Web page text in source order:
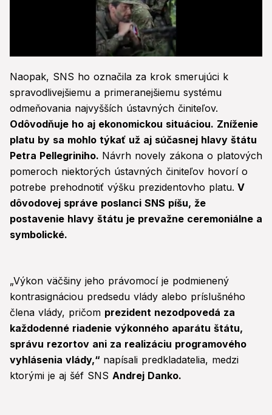
of
55
seconds
Naopak, SNS ho označila za krok smerujúci k
spravodlivejšiemu a primeranejšiemu systému
odmeňovania najvyšších ústavných činiteľov.
Odôvodňuje ho aj ekonomickou situáciou. Zníženie
platu by sa mohlo týkať už aj súčasnej hlavy štátu
Petra Pellegriniho. Návrh novely zákona o platových
pomeroch niektorých ústavných činiteľov hovorí o
potrebe prehodnotiť výšku prezidentovho platu. V
dôvodovej správe poslanci SNS píšu, že
postavenie hlavy štátu je prevažne ceremoniálne a
symbolické.
„Výkon väčšiny jeho právomocí je podmienený
kontrasignáciou predsedu vlády alebo príslušného
člena vlády, pričom prezident nezodpovedá za
každodenné riadenie výkonného aparátu štátu,
správu rezortov ani za realizáciu programového
vyhlásenia vlády,“ napísali predkladatelia, medzi
ktorými je aj šéf SNS Andrej Danko.